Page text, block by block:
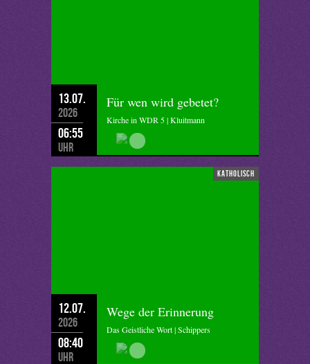
13.07.
2026
06:55
Uhr
Für wen wird gebetet?
Kirche in WDR 5 | Kluitmann
katholisch
12.07.
2026
08:40
Uhr
Wege der Erinnerung
Das Geistliche Wort | Schippers